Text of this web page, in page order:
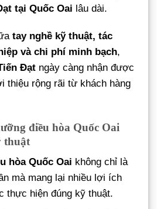
tại Quốc Oai lâu dài.
tay nghề kỹ thuật, tác
và chi phí minh bạch,
Đạt ngày càng nhận được
thiệu rộng rãi từ khách hàng
điều hòa Quốc Oai
thuật
hòa Quốc Oai không chỉ là
mà mang lại nhiều lợi ích
thực hiện đúng kỹ thuật.